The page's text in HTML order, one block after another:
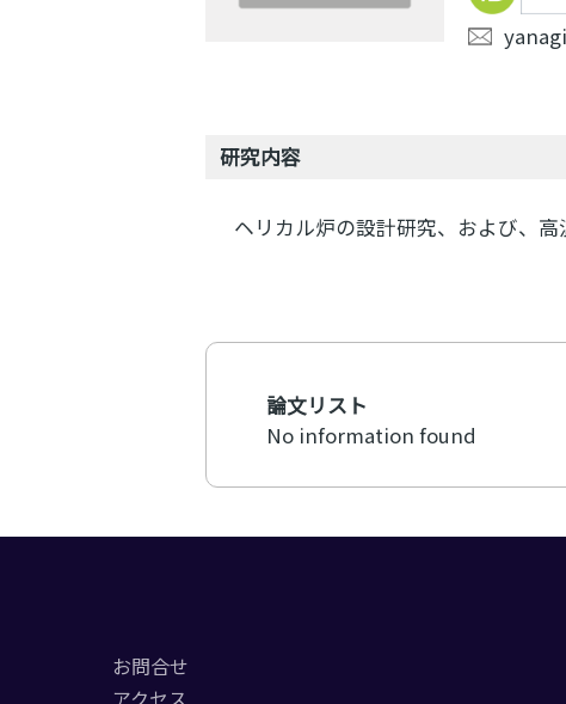
研究内容
ヘリカル炉の設計研究、および、
論文リスト
No information found
お問合せ
アクセス